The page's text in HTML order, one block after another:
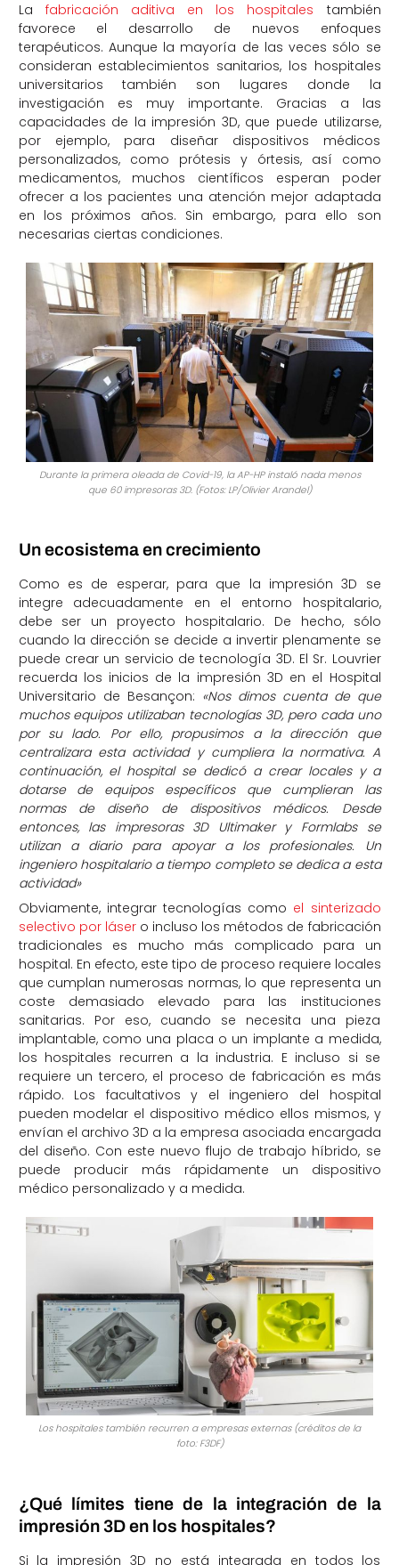
La fabricación aditiva en los hospitales también
favorece el desarrollo de nuevos enfoques
terapéuticos. Aunque la mayoría de las veces sólo se
consideran establecimientos sanitarios, los hospitales
universitarios también son lugares donde la
investigación es muy importante. Gracias a las
capacidades de la impresión 3D, que puede utilizarse,
por ejemplo, para diseñar dispositivos médicos
personalizados, como prótesis y órtesis, así como
medicamentos, muchos científicos esperan poder
ofrecer a los pacientes una atención mejor adaptada
en los próximos años. Sin embargo, para ello son
necesarias ciertas condiciones.
Durante la primera oleada de Covid-19, la AP-HP instaló nada menos
que 60 impresoras 3D. (Fotos: LP/Olivier Arandel)
Un ecosistema en crecimiento
Como es de esperar, para que la impresión 3D se
integre adecuadamente en el entorno hospitalario,
debe ser un proyecto hospitalario. De hecho, sólo
cuando la dirección se decide a invertir plenamente se
puede crear un servicio de tecnología 3D. El Sr. Louvrier
recuerda los inicios de la impresión 3D en el Hospital
Universitario de Besançon: «Nos dimos cuenta de que
muchos equipos utilizaban tecnologías 3D, pero cada uno
por su lado. Por ello, propusimos a la dirección que
centralizara esta actividad y cumpliera la normativa. A
continuación, el hospital se dedicó a crear locales y a
dotarse de equipos específicos que cumplieran las
normas de diseño de dispositivos médicos. Desde
entonces, las impresoras 3D Ultimaker y Formlabs se
utilizan a diario para apoyar a los profesionales. Un
ingeniero hospitalario a tiempo completo se dedica a esta
actividad»
Obviamente, integrar tecnologías como el sinterizado
selectivo por lásero incluso los métodos de fabricación
tradicionales es mucho más complicado para un
hospital. En efecto, este tipo de proceso requiere locales
que cumplan numerosas normas, lo que representa un
coste demasiado elevado para las instituciones
sanitarias. Por eso, cuando se necesita una pieza
implantable, como una placa o un implante a medida,
los hospitales recurren a la industria. E incluso si se
requiere un tercero, el proceso de fabricación es más
rápido. Los facultativos y el ingeniero del hospital
pueden modelar el dispositivo médico ellos mismos, y
envían el archivo 3D a la empresa asociada encargada
del diseño. Con este nuevo flujo de trabajo híbrido, se
puede producir más rápidamente un dispositivo
médico personalizado y a medida.
Los hospitales también recurren a empresas externas (créditos de la
foto: F3DF)
¿Qué límites tiene de la integración de la
impresión 3D en los hospitales?
Si la impresión 3D no está integrada en todos los